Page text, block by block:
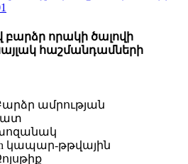
որակի ծալովի
հաշմանդամների
ամրության
կապար-թթվային